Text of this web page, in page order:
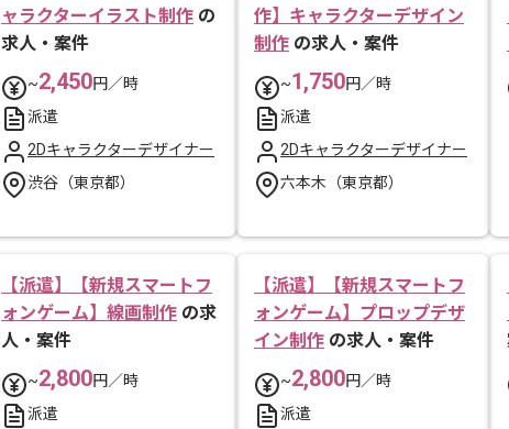
ャラクターイラスト制作 の
求人・案件
~2,450円／時
派遣
2Dキャラクターデザイナー
渋谷（東京都）
作】キャラクターデザイン
制作 の求人・案件
~1,750円／時
派遣
2Dキャラクターデザイナー
六本木（東京都）
【派遣】【新規スマートフ
ォンゲーム】線画制作 の求
人・案件
~2,800円／時
派遣
【派遣】【新規スマートフ
ォンゲーム】プロップデザ
イン制作 の求人・案件
~2,800円／時
派遣